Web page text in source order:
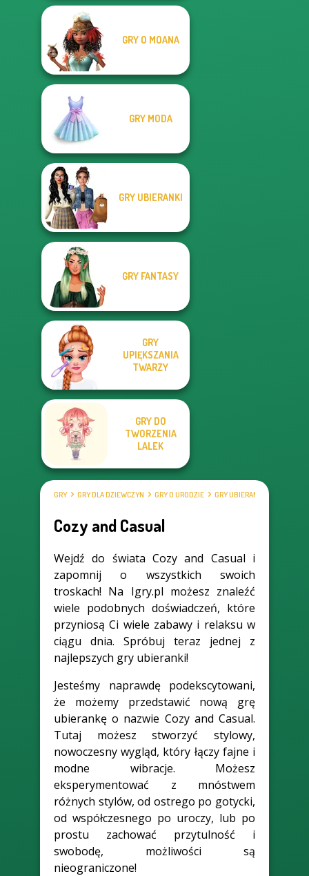
GRY O MOANA
GRY MODA
GRY UBIERANKI
GRY FANTASY
GRY
UPIĘKSZANIA
TWARZY
GRY DO
TWORZENIA
LALEK
GRY GRY DLA DZIEWCZYN GRY O URODZIE GRY UBIERANKI
Cozy and Casual
Wejdź do świata Cozy and Casual i
zapomnij o wszystkich swoich
troskach! Na Igry.pl możesz znaleźć
wiele podobnych doświadczeń, które
przyniosą Ci wiele zabawy i relaksu w
ciągu dnia. Spróbuj teraz jednej z
najlepszych gry ubieranki!
Jesteśmy naprawdę podekscytowani,
że możemy przedstawić nową grę
ubierankę o nazwie Cozy and Casual.
Tutaj możesz stworzyć stylowy,
nowoczesny wygląd, który łączy fajne i
modne wibracje. Możesz
eksperymentować z mnóstwem
różnych stylów, od ostrego po gotycki,
od współczesnego po uroczy, lub po
prostu zachować przytulność i
swobodę, możliwości są
nieograniczone!